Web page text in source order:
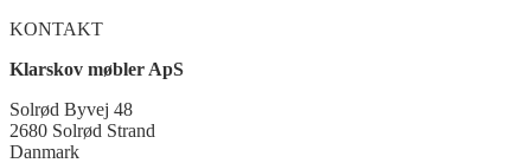
KONTAKT
Klarskov møbler ApS
Solrød Byvej 48
2680 Solrød Strand
Danmark